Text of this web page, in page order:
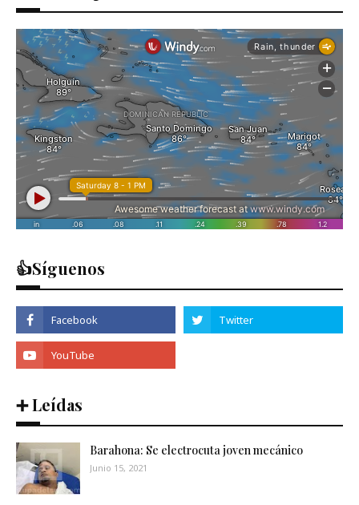
👍Síguenos
➕ Leídas
Barahona: Se electrocuta joven mecánico
Junio 15, 2021